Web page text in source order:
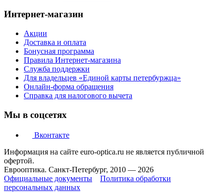
Интернет-магазин
Акции
Доставка и оплата
Бонусная программа
Правила Интернет-магазина
Служба поддержки
Для владельцев «Единой карты петербуржца»
Онлайн-форма обращения
Справка для налогового вычета
Мы в соцсетях
Вконтакте
Информация на сайте euro-optica.ru не является публичной
офертой.
Еврооптика. Санкт-Петербург, 2010 — 2026
Официальные документы
Политика обработки
персональных данных